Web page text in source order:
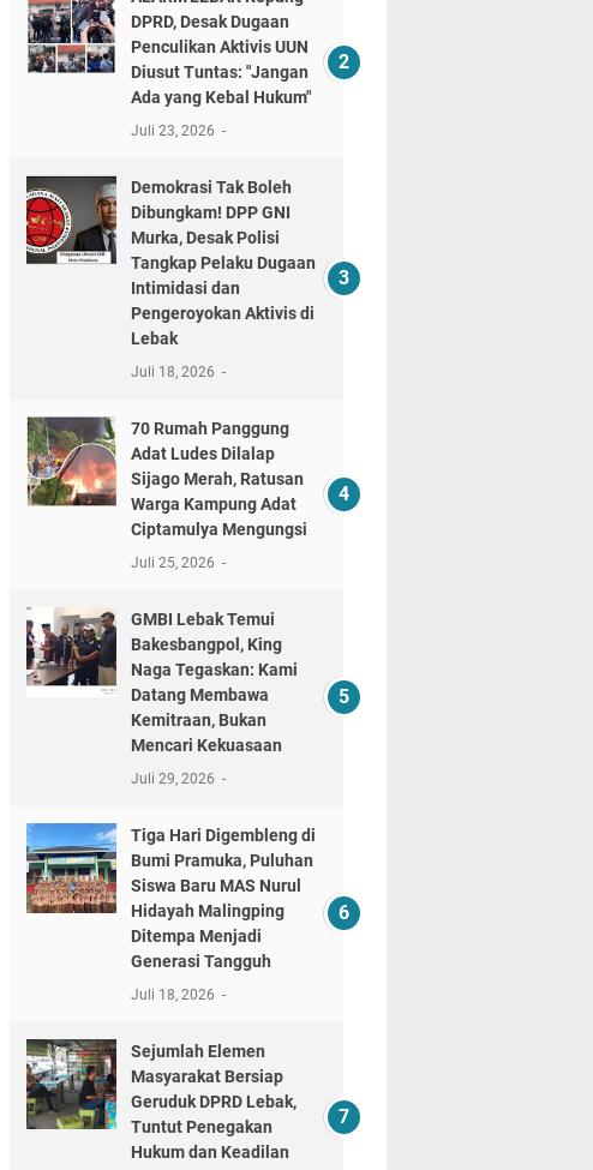
DPRD, Desak Dugaan
Penculikan Aktivis UUN
Diusut Tuntas: "Jangan
Ada yang Kebal Hukum"
Juli 23, 2026
Demokrasi Tak Boleh
Dibungkam! DPP GNI
Murka, Desak Polisi
Tangkap Pelaku Dugaan
Intimidasi dan
Pengeroyokan Aktivis di
Lebak
Juli 18, 2026
70 Rumah Panggung
Adat Ludes Dilalap
Sijago Merah, Ratusan
Warga Kampung Adat
Ciptamulya Mengungsi
Juli 25, 2026
GMBI Lebak Temui
Bakesbangpol, King
Naga Tegaskan: Kami
Datang Membawa
Kemitraan, Bukan
Mencari Kekuasaan
Juli 29, 2026
Tiga Hari Digembleng di
Bumi Pramuka, Puluhan
Siswa Baru MAS Nurul
Hidayah Malingping
Ditempa Menjadi
Generasi Tangguh
Juli 18, 2026
Sejumlah Elemen
Masyarakat Bersiap
Geruduk DPRD Lebak,
Tuntut Penegakan
Hukum dan Keadilan